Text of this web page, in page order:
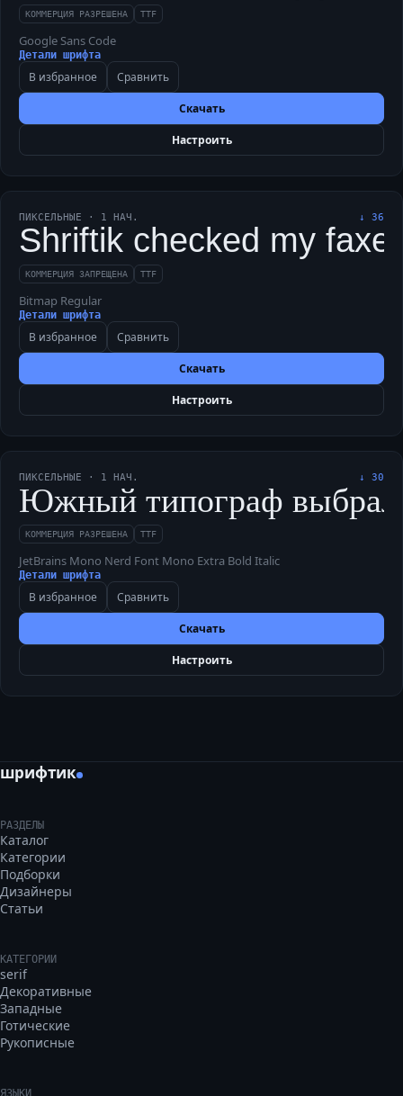
КОММЕРЦИЯ РАЗРЕШЕНА TTF
Google Sans Code
Детали шрифта
В избранное Сравнить
Скачать
Настроить
ПИКСЕЛЬНЫЕ · 1 НАЧ. ↓ 36
Shriftik checked my
КОММЕРЦИЯ ЗАПРЕЩЕНА TTF
Bitmap Regular
Детали шрифта
В избранное Сравнить
Скачать
Настроить
ПИКСЕЛЬНЫЕ · 1 НАЧ. ↓ 30
Южный типограф выбрал
КОММЕРЦИЯ РАЗРЕШЕНА TTF
JetBrains Mono Nerd Font Mono Extra Bold Italic
Детали шрифта
В избранное Сравнить
Скачать
Настроить
шрифтик
РАЗДЕЛЫ
Каталог
Категории
Подборки
Дизайнеры
Статьи
КАТЕГОРИИ
serif
Декоративные
Западные
Готические
Рукописные
ЯЗЫКИ